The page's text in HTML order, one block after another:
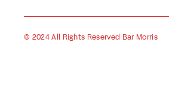
© 2024 All Rights Reserved Bar Morris